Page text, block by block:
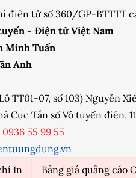
điện tử số 360/GP-BTTTT
- Điện tử Việt Nam
Minh Tuấn
Anh
TT01-07, số 103) Nguyễn
Cục Tần số Vô tuyến điện,
0936 55 99 55
In
Bảng giá quảng cáo